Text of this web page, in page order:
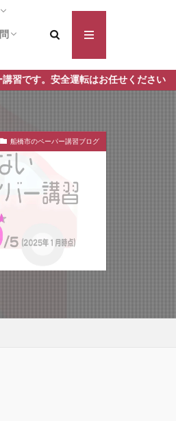
り予習！
パードライバー講習 モロッコ屋
全運転はお任せください
船橋市のペーパー講習ブログ